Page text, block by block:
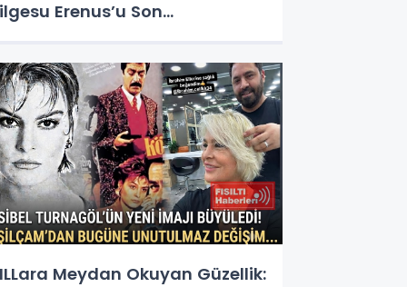
Erenus’u Son
Meydan Okuyan Güzellik: